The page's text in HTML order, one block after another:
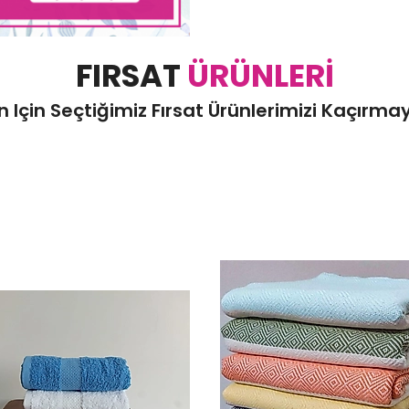
FIRSAT ÜRÜNLERI
Için Seçtiğimiz Fırsat Ürünlerimizi